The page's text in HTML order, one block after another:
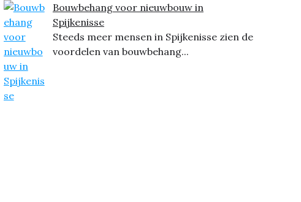
Bouwbehang voor nieuwbouw in
Spijkenisse
Steeds meer mensen in Spijkenisse zien de
voordelen van bouwbehang...